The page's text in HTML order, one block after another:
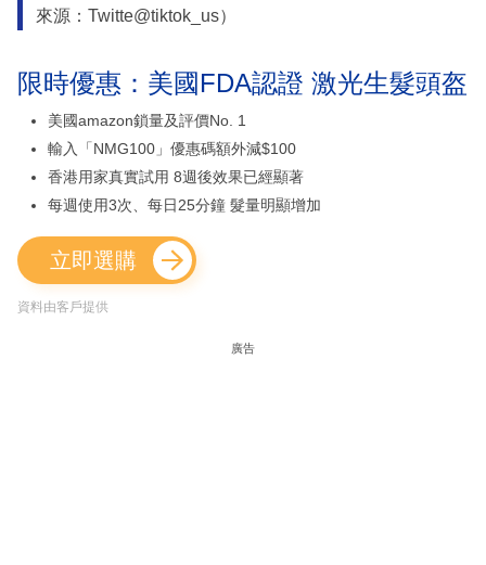
來源：Twitte@tiktok_us）
限時優惠：美國FDA認證 激光生髮頭盔
美國amazon鎖量及評價No. 1
輸入「NMG100」優惠碼額外減$100
香港用家真實試用 8週後效果已經顯著
每週使用3次、每日25分鐘 髮量明顯增加
立即選購
資料由客戶提供
廣告